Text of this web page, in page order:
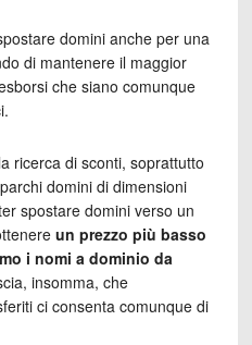
domini anche per una
di mantenere il maggior
che siano comunque
ricerca di sconti, soprattutto
domini di dimensioni
spostare domini verso un
un prezzo più basso
i nomi a dominio da
insomma, che
ci consenta comunque di